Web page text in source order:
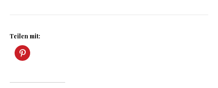
Teilen mit: